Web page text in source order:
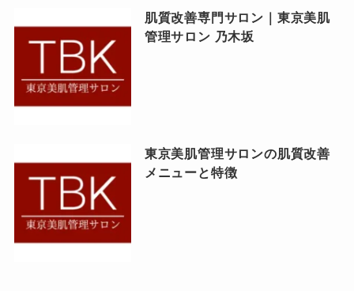
肌質改善専門サロン｜東京美肌
管理サロン 乃木坂
東京美肌管理サロンの肌質改善
メニューと特徴